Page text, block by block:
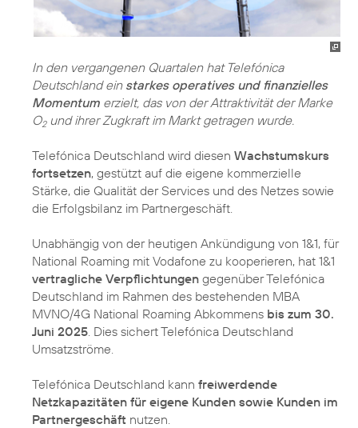
In den vergangenen Quartalen hat Telefónica
Deutschland ein starkes operatives und finanzielles
Momentum erzielt, das von der Attraktivität der Marke
O2und ihrer Zugkraft im Markt getragen wurde.
Telefónica Deutschland wird diesen Wachstumskurs
fortsetzen, gestützt auf die eigene kommerzielle
Stärke, die Qualität der Services und des Netzes sowie
die Erfolgsbilanz im Partnergeschäft.
Unabhängig von der heutigen Ankündigung von 1&1, für
National Roaming mit Vodafone zu kooperieren, hat 1&1
vertragliche Verpflichtungen gegenüber Telefónica
Deutschland im Rahmen des bestehenden MBA
MVNO/4G National Roaming Abkommens bis zum 30.
Juni 2025 . Dies sichert Telefónica Deutschland
Umsatzströme.
Telefónica Deutschland kann freiwerdende
Netzkapazitäten für eigene Kunden sowie Kunden im
Partnergeschäft nutzen.